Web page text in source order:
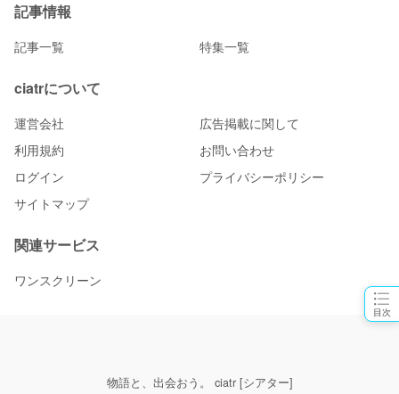
目次
記事情報
記事一覧 特集一覧
ciatrについて
運営会社
広告掲載に関して
利用規約
お問い合わせ
ログイン
プライバシーポリシー
サイトマップ
関連サービス
ワンスクリーン
物語と、出会おう。 ciatr [シアター]